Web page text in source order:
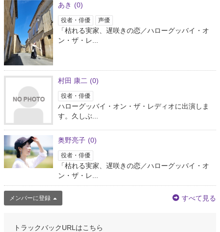
あき (0)
役者・俳優 声優
「枯れる実家、遅咲きの恋／ハローグッバイ・オ
ン・ザ・レ...
村田 康二 (0)
役者・俳優
ハローグッバイ・オン・ザ・レディオに出演しま
す。久しぶ...
奥野亮子 (0)
役者・俳優
「枯れる実家、遅咲きの恋／ハローグッバイ・オ
ン・ザ・レ...
メンバーに登録 すべて見る
トラックバックURLはこちら